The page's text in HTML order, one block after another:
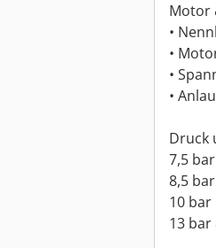
Motor
•
•
•
•
Druck
7,5
8,5
10 bar
13 bar